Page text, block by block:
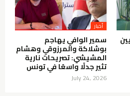
أخبار
سمير الوافي يهاجم
بوشلاكة والمرزوقي وهشام
المشيشي: تصريحات نارية
تثير جدلًا واسعًا في تونس
July 24, 2026